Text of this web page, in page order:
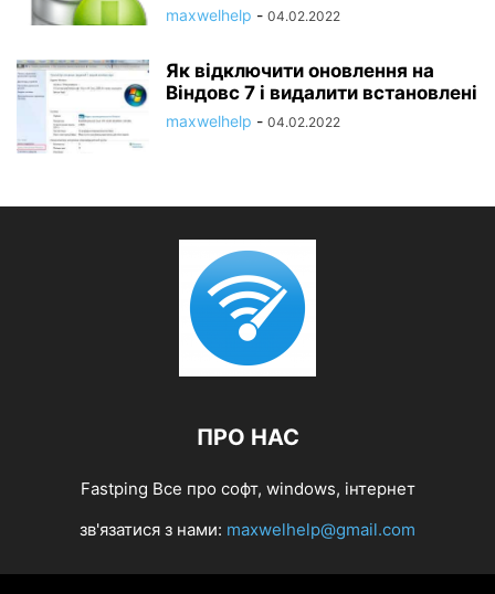
maxwelhelp - 04.02.2022
Як відключити оновлення на
Віндовс 7 і видалити встановлені
maxwelhelp - 04.02.2022
ПРО НАС
Fastping Все про софт, windows, інтернет
зв'язатися з нами: maxwelhelp@gmail.com